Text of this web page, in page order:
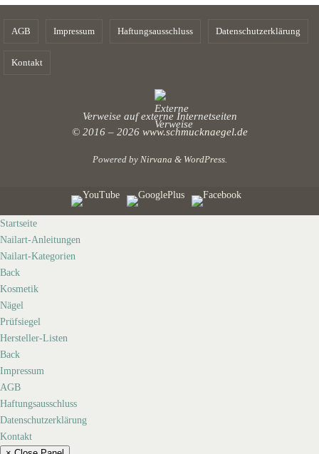
AGB Impressum Haftungsausschluss Datenschutzerklärung
Kontakt
Verweise auf externe Internetseiten
© 2016 – 2026 www.schmucknaegel.de
Powered by Nirvana & WordPress.
Startseite
Nailart-Anleitungen
Nailart-Kategorien
Back
Kosmetik
Nägel
Prüfsiegel
Hersteller-Listen
Back
Impressum
AGB
Haftungsausschluss
Datenschutzerklärung
Kontakt